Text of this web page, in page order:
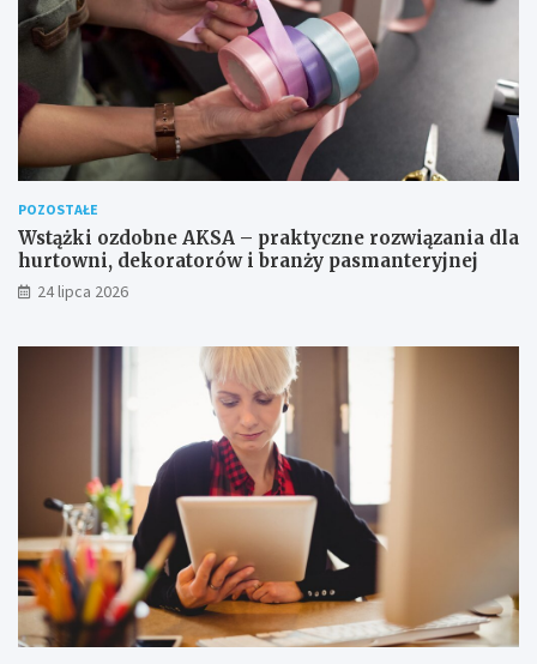
POZOSTAŁE
Wstążki ozdobne AKSA – praktyczne rozwiązania dla
hurtowni, dekoratorów i branży pasmanteryjnej
24 lipca 2026